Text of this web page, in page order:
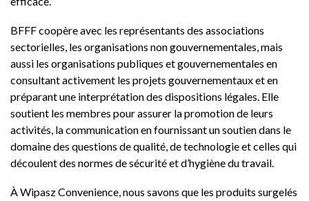
BFFF coopère avec les représentants des associations
sectorielles, les organisations non gouvernementales, mais
aussi les organisations publiques et gouvernementales en
consultant activement les projets gouvernementaux et en
préparant une interprétation des dispositions légales. Elle
soutient les membres pour assurer la promotion de leurs
activités, la communication en fournissant un soutien dans le
domaine des questions de qualité, de technologie et celles qui
découlent des normes de sécurité et d’hygiène du travail.
À Wipasz Convenience, nous savons que les produits surgelés